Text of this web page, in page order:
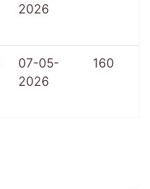
2026
07-05-
2026
160